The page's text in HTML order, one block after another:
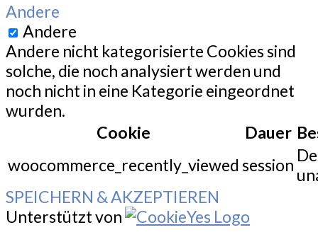
Andere
Andere
Andere nicht kategorisierte Cookies sind
solche, die noch analysiert werden und
noch nicht in eine Kategorie eingeordnet
wurden.
Cookie
Dauer
woocommerce_recently_viewedsession
SPEICHERN & AKZEPTIEREN
Unterstützt von